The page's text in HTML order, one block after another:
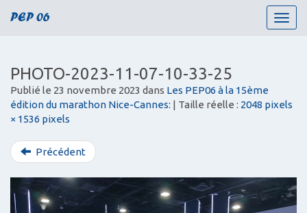
T
o
n
a
i
PEP 06
PHOTO-2023-11-07-10-33-25
Publié le 23 novembre 2023 dans Les PEP06 à la 15ème
édition du marathon Nice-Cannes: | Taille réelle : 2048 pixels
× 1536 pixels
Précédent